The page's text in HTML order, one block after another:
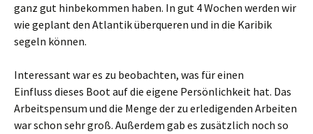
ganz gut hinbekommen haben. In gut 4 Wochen werden wir
wie geplant den Atlantik überqueren und in die Karibik
segeln können.
Interessant war es zu beobachten, was für einen
Einfluss dieses Boot auf die eigene Persönlichkeit hat. Das
Arbeitspensum und die Menge der zu erledigenden Arbeiten
war schon sehr groß. Außerdem gab es zusätzlich noch so